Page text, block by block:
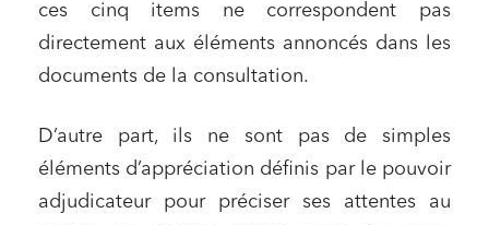
ces cinq items ne correspondent pas
directement aux éléments annoncés dans les
documents de la consultation.
D’autre part, ils ne sont pas de simples
éléments d’appréciation définis par le pouvoir
adjudicateur pour préciser ses attentes au